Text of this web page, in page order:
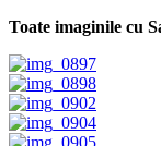
Toate imaginile cu